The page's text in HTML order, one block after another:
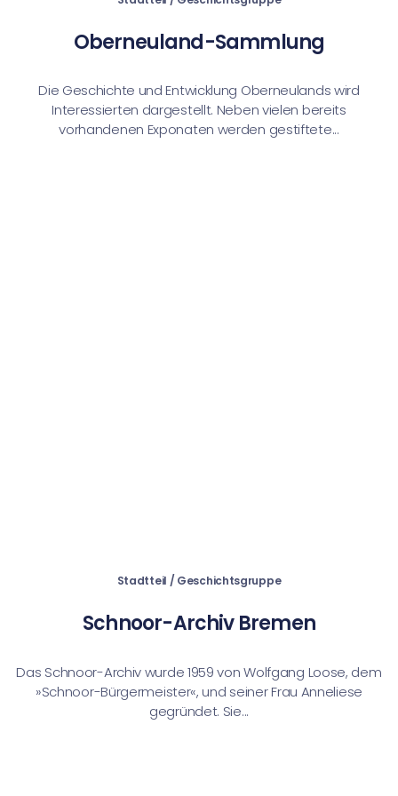
Oberneuland-Sammlung
Die Geschichte und Entwicklung Oberneulands wird
Interessierten dargestellt. Neben vielen bereits
vorhandenen Exponaten werden gestiftete...
Stadtteil / Geschichtsgruppe
Schnoor-Archiv Bremen
Das Schnoor-Archiv wurde 1959 von Wolfgang Loose, dem
»Schnoor-Bürgermeister«, und seiner Frau Anneliese
gegründet. Sie...